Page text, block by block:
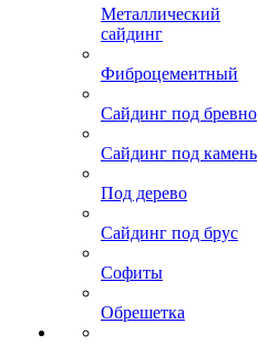
Металлический
сайдинг
Фиброцементный
Сайдинг под бревно
Сайдинг под камень
Под дерево
Сайдинг под брус
Софиты
Обрешетка